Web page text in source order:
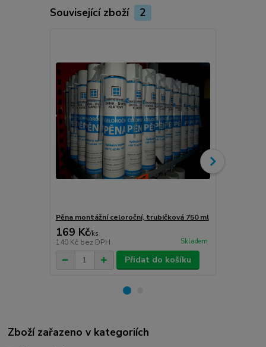
Související zboží 2
Pěna montážní celoroční, trubičková 750 ml
169 Kč/ks
140 Kč bez DPH Skladem
Přidat do košíku
Zboží zařazeno v kategoriích